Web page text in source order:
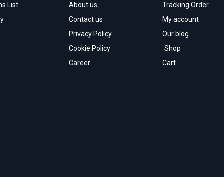
List
About us
Contact us
Privacy Policy
Cookie Policy
Career
Tracking Order
My account
Our blog
Shop
Cart